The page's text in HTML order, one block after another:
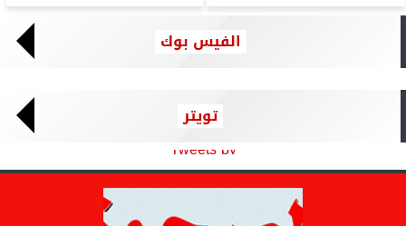
الفيس بوك
تويتر
Tweets by